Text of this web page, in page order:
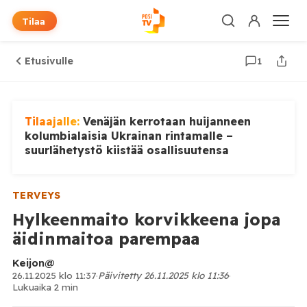
Tilaa
Etusivulle 1
Tilaajalle: Venäjän kerrotaan huijanneen
kolumbialaisia Ukrainan rintamalle –
suurlähetystö kiistää osallisuutensa
TERVEYS
Hylkeenmaito korvikkeena jopa
äidinmaitoa parempaa
Keijon@
26.11.2025 klo 11:37·Päivitetty 26.11.2025 klo 11:36·
Lukuaika 2 min